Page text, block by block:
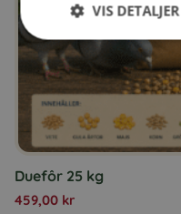
Duefôr 25 kg
459,00 kr
VIS DETALJER